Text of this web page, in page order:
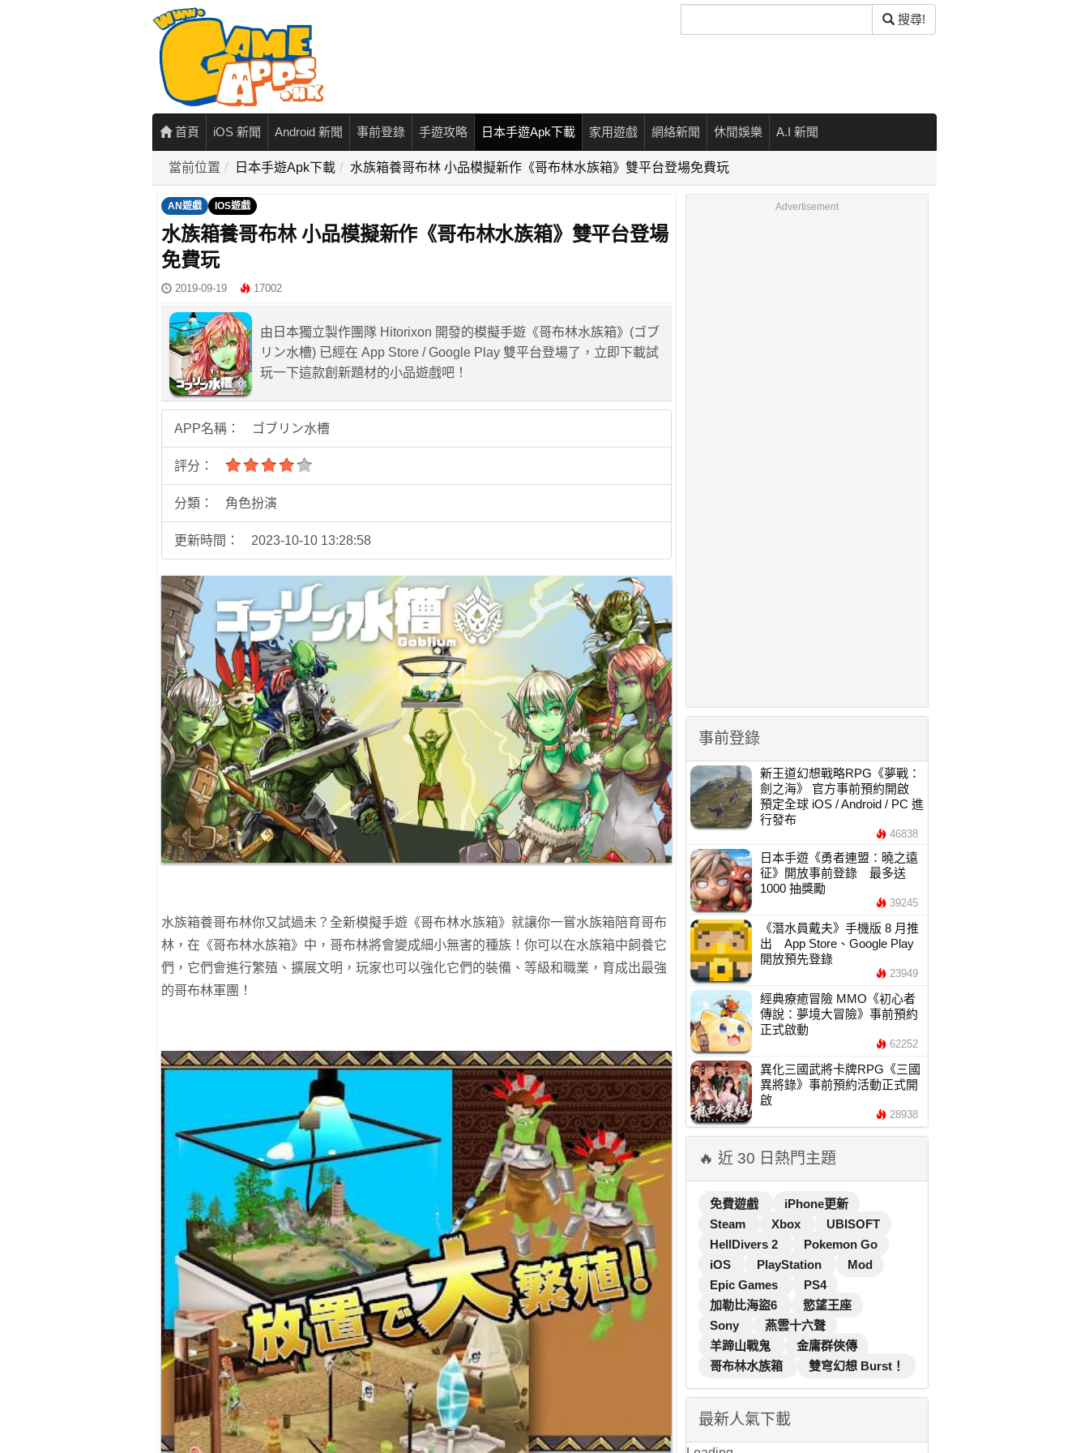
尋
搜尋!
首頁 iOS 新聞 Android 新聞 事前登錄 手遊攻略 日本手遊Apk下載 家用遊戲 網絡新聞 休閒娛樂 A.I 新聞
當前位置 日本手遊Apk下載 水族箱養哥布林 小品模擬新作《哥布林水族箱》雙平台登場免費玩
AN遊戲 IOS遊戲
水族箱養哥布林 小品模擬新作《哥布林水族箱》雙平台登場
免費玩
2019-09-19 17002
由日本獨立製作團隊 Hitorixon 開發的模擬手遊《哥布林水族箱》(ゴブ
リン水槽) 已經在 App Store / Google Play 雙平台登場了，立即下載試
玩一下這款創新題材的小品遊戲吧！
APP名稱： ゴブリン水槽
評分：
分類： 角色扮演
更新時間： 2023-10-10 13:28:58
水族箱養哥布林你又試過未？全新模擬手遊《哥布林水族箱》就讓你一嘗水族箱陪育哥布
林，在《哥布林水族箱》中，哥布林將會變成細小無害的種族！你可以在水族箱中飼養它
們，它們會進行繁殖、擴展文明，玩家也可以強化它們的裝備、等級和職業，育成出最強
的哥布林軍團！
Advertisement
事前登錄
新王道幻想戰略RPG《夢戰：
劍之海》 官方事前預約開啟
預定全球 iOS / Android / PC 進
行發布
46838
日本手遊《勇者連盟：曉之遠
征》開放事前登錄 最多送
1000 抽獎勵
39245
《潛水員戴夫》手機版 8 月推
出 App Store、Google Play
開放預先登錄
23949
經典療癒冒險 MMO《初心者
傳說：夢境大冒險》事前預約
正式啟動
62252
異化三國武將卡牌RPG《三國
異將錄》事前預約活動正式開
啟
28938
🔥 近 30 日熱門主題
免費遊戲
iPhone更新
Steam
Xbox
UBISOFT
HellDivers 2
Pokemon Go
iOS
PlayStation
Mod
Epic Games
PS4
加勒比海盜6
慾望王座
Sony
燕雲十六聲
羊蹄山戰鬼
金庸群俠傳
哥布林水族箱
雙穹幻想 Burst！
最新人氣下載